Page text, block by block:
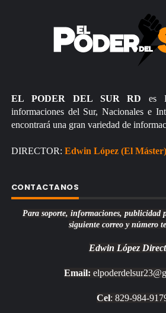
EL PODER DEL SUR RD es
informaciones del Sur, Nacionales e
encontrará una gran variedad de
DIRECTOR: Edwin López (El Máster)
CONTACTANOS
Para soporte, informaciones, publicidad
siguiente correo y número
Edwin López
Email:
Cel: 829-984-